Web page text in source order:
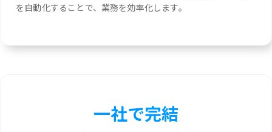
を自動化することで、業務を効率化します。
一社で完結